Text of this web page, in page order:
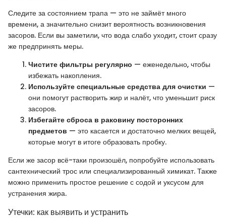
Следите за состоянием трапа — это не займёт много
времени, а значительно снизит вероятность возникновения
засоров. Если вы заметили, что вода слабо уходит, стоит сразу
же предпринять меры.
Чистите фильтры регулярно — еженедельно, чтобы
избежать накопления.
Используйте специальные средства для очистки —
они помогут растворить жир и налёт, что уменьшит риск
засоров.
Избегайте сброса в раковину посторонних
предметов — это касается и достаточно мелких вещей,
которые могут в итоге образовать пробку.
Если же засор всё-таки произошёл, попробуйте использовать
сантехнический трос или специализированный химикат. Также
можно применить простое решение с содой и уксусом для
устранения жира.
Утечки: как выявить и устранить